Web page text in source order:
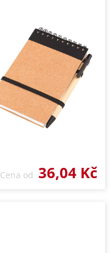
Cena od 36,04 Kč